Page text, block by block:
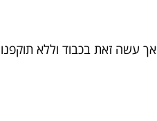
עשה זאת בכבוד וללא